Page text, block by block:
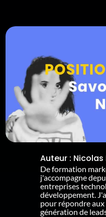
Auteur : Nicolas
De formation
j'accompagne
entreprises
développement.
pour répondre
génération de